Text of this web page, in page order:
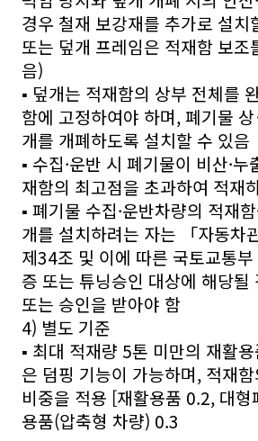
경우 철재 보강재를 추가로 설치
또는 덮개 프레임은 적재함 보조
음)
▪ 덮개는 적재함의 상부 전체를
함에 고정하여야 하며, 폐기물
개를 개폐하도록 설치할 수 있음
▪ 수집·운반 시 폐기물이 비산·
재함의 최고점을 초과하여 적재
▪ 폐기물 수집·운반차량의 적재
개를 설치하려는 자는 「자동차
제34조 및 이에 따른 국토교통
증 또는 튜닝승인 대상에 해당될
또는 승인을 받아야 함
4) 별도 기준
▪ 최대 적재량 5톤 미만의 재활
은 덤핑 기능이 가능하며, 적재
비중을 적용 [재활용품 0.2, 대
용품(압축형 차량) 0.3